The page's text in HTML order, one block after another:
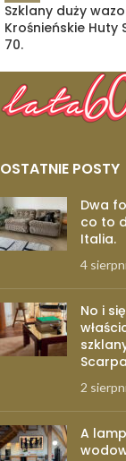
Szklany duży
Krośnieńskie Huty
70.
OSTATNIE POSTY
Dwa
co to
Italia.
4
No i
2
A